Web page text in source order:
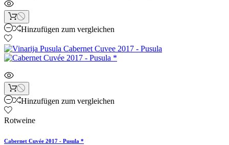
Hinzufügen zum vergleichen
Hinzufügen zum vergleichen
Rotweine
Cabernet Cuvée 2017 - Pusula *